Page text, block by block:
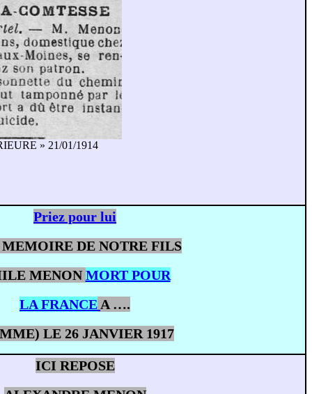
» 21/01/1914
Priez pour lui
DE NOTRE FILS
MENONMORT POUR
LA FRANCE A ….
LE 26 JANVIER 1917
ICI REPOSE